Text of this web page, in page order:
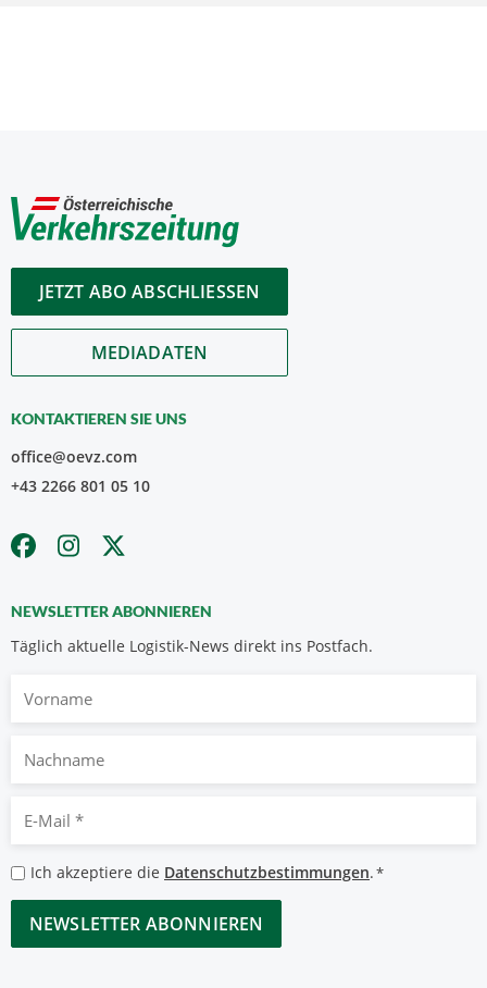
JETZT ABO ABSCHLIESSEN
MEDIADATEN
KONTAKTIEREN SIE UNS
office@oevz.com
+43 2266 801 05 10
NEWSLETTER ABONNIEREN
Täglich aktuelle Logistik-News direkt ins Postfach.
Nachname
Mail
*
Datenschutzbestimmungen
*
Ich akzeptiere die Datenschutzbestimmungen.*
CAPTCHA